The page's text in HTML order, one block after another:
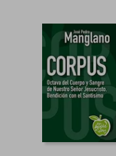
15%
dcto.